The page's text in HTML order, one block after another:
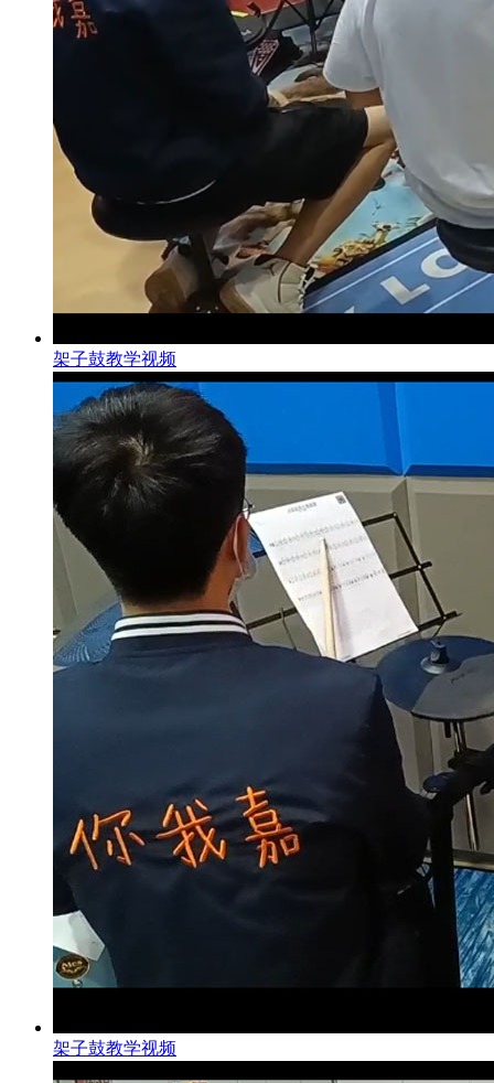
架子鼓教学视频
架子鼓教学视频